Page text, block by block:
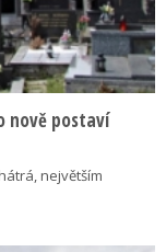
nově postaví
největším